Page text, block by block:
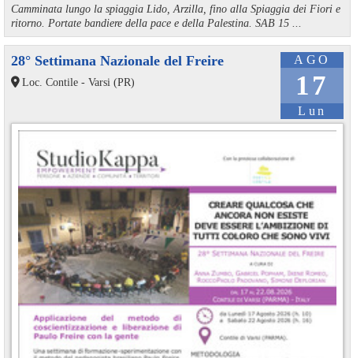
Camminata lungo la spiaggia Lido, Arzilla, fino alla Spiaggia dei Fiori e
ritorno. Portate bandiere della pace e della Palestina. SAB 15 ...
AGO
17
Lun
28° Settimana Nazionale del Freire
Loc. Contile - Varsi (PR)